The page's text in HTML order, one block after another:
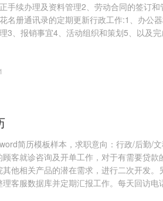
手续办理及资料管理2、劳动合同的签订和
名册通讯录的定期更新行政工作:1、办公
3、报销事宜4、活动组织和策划5、以及完
简历模板样本，求职意向：行政/后勤/
客就诊咨询及开单工作，对于有需要贷款
他相关产品的潜在需求，进行二次开发。
客服数据库并定期汇报工作。每天回访电